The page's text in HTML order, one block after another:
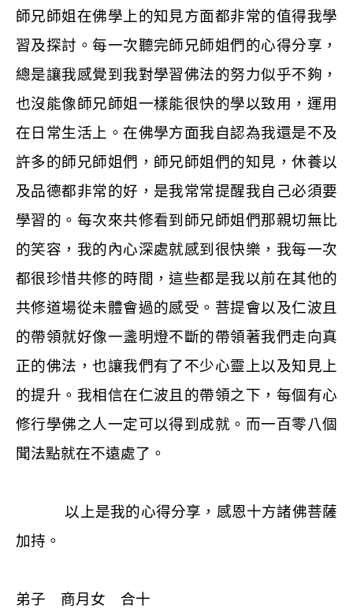
師兄師姐在佛學上的知見方面都非常的值得我學
習及探討。每一次聽完師兄師姐們的心得分享，
總是讓我感覺到我對學習佛法的努力似乎不夠，
也沒能像師兄師姐一樣能很快的學以致用，運用
在日常生活上。在佛學方面我自認為我還是不及
許多的師兄師姐們，師兄師姐們的知見，休養以
及品德都非常的好，是我常常提醒我自己必須要
學習的。每次來共修看到師兄師姐們那親切無比
的笑容，我的內心深處就感到很快樂，我每一次
都很珍惜共修的時間，這些都是我以前在其他的
共修道場從未體會過的感受。菩提會以及仁波且
的帶領就好像一盞明燈不斷的帶領著我們走向真
正的佛法，也讓我們有了不少心靈上以及知見上
的提升。我相信在仁波且的帶領之下，每個有心
修行學佛之人一定可以得到成就。而一百零八個
聞法點就在不遠處了。
以上是我的心得分享，感恩十方諸佛菩薩
加持。
弟子 商月女 合十